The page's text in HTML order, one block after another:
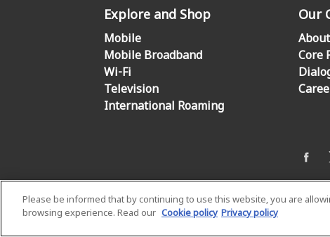
Explore and Shop
Mobile
Mobile Broadband
Wi-Fi
Television
International Roaming
Our
Core
Please be informed that by continuing to use this website, you are
browsing experience. Read our Cookie policy Privacy policy